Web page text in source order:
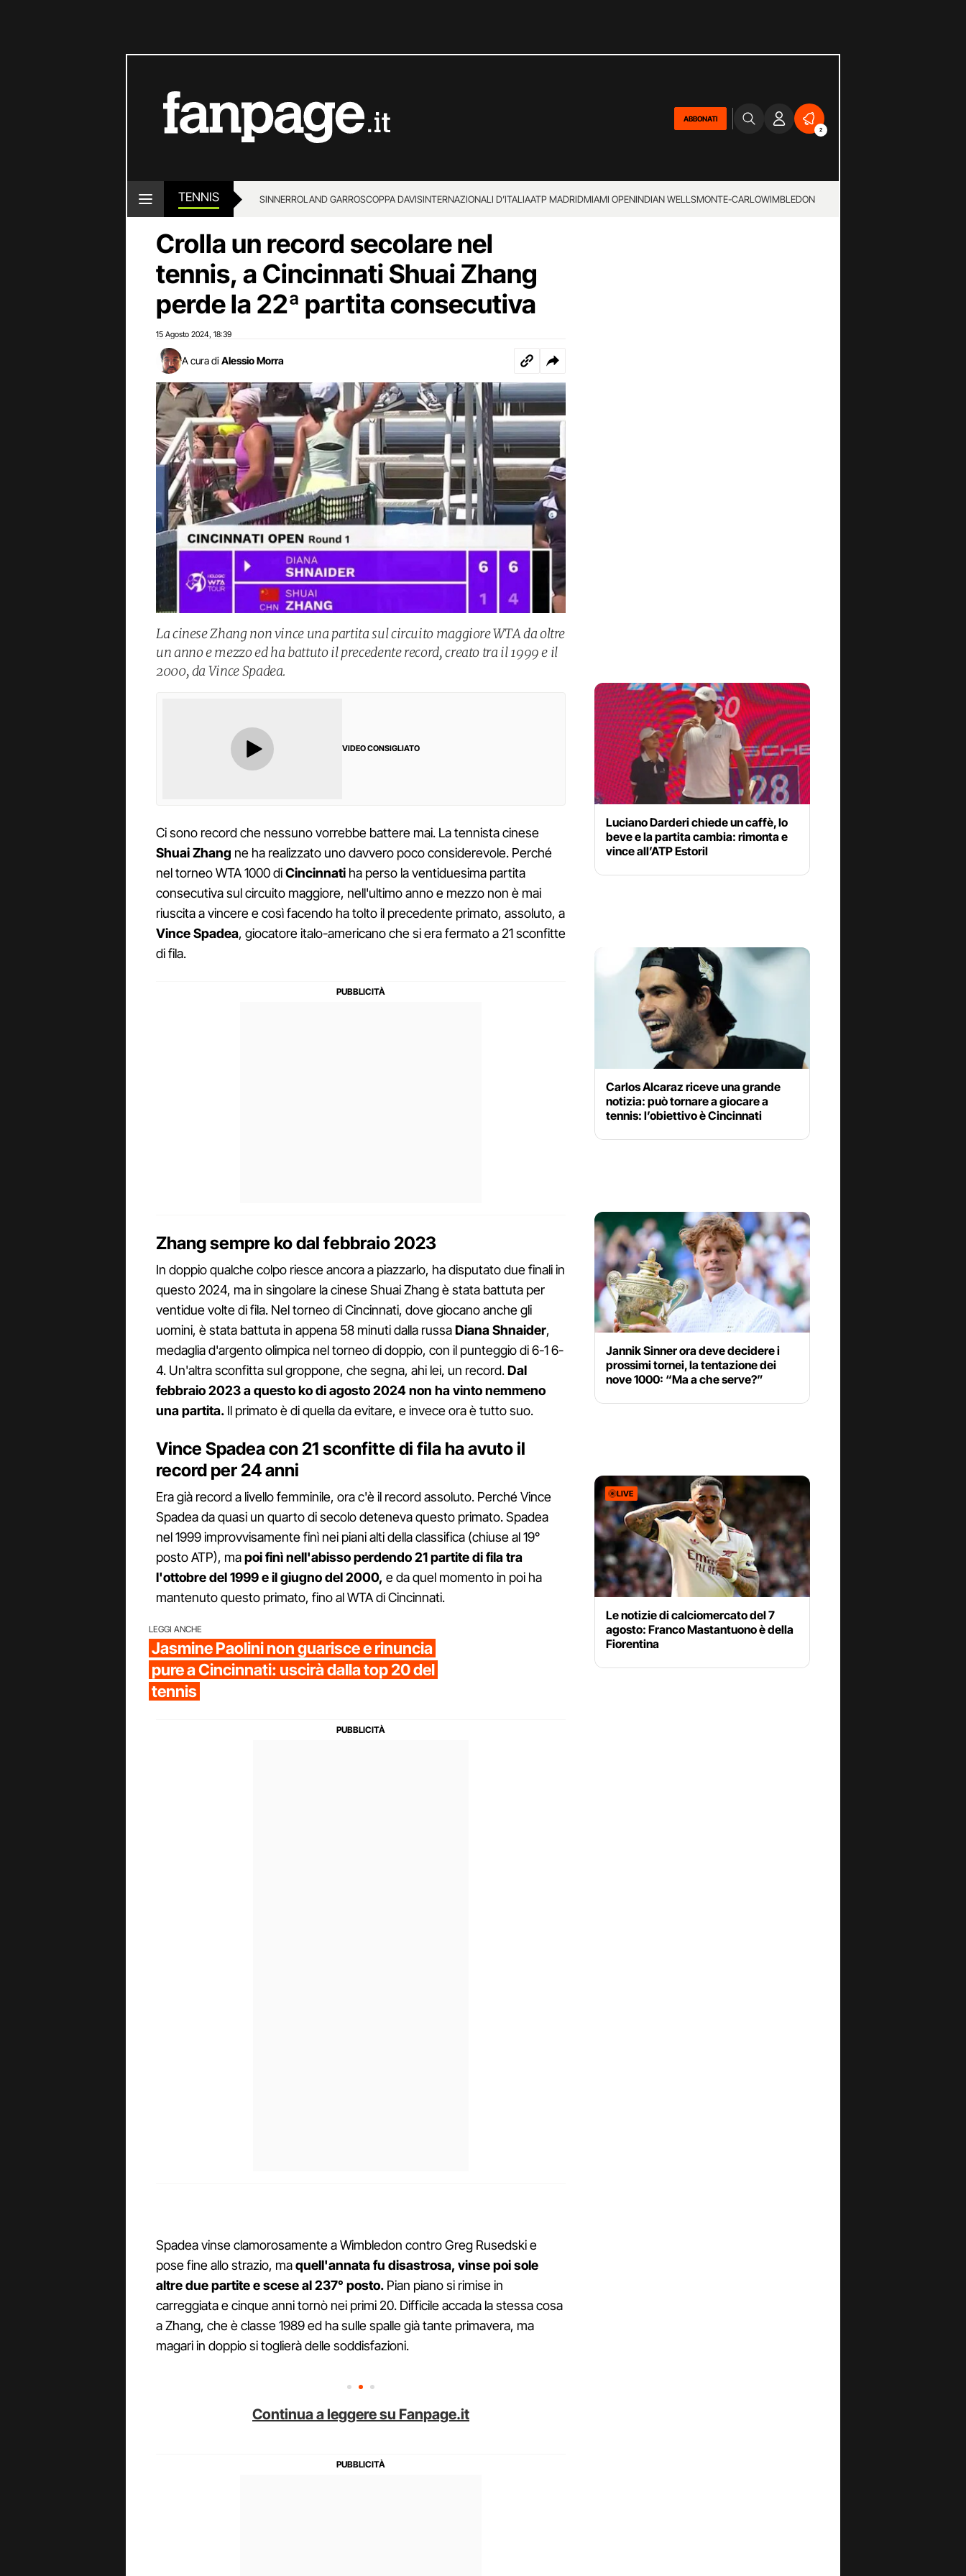
ABBONATI
2
TENNIS SINNERROLAND GARROSCOPPA DAVISINTERNAZIONALI D’ITALIAATP MADRIDMIAMI OPENINDIAN WELLSMONTE-CARLOWIMBLEDON
Crolla un record secolare nel
tennis, a Cincinnati Shuai Zhang
perde la 22ª partita consecutiva
15 Agosto 2024 18:39
A cura di Alessio Morra
La cinese Zhang non vince una partita sul circuito maggiore WTA da oltre
un anno e mezzo ed ha battuto il precedente record, creato tra il 1999 e il
2000, da Vince Spadea.
VIDEO CONSIGLIATO
Ci sono record che nessuno vorrebbe battere mai. La tennista cinese
Shuai Zhang ne ha realizzato uno davvero poco considerevole. Perché
nel torneo WTA 1000 diCincinnati ha perso la ventiduesima partita
consecutiva sul circuito maggiore, nell'ultimo anno e mezzo non è mai
riuscita a vincere e così facendo ha tolto il precedente primato, assoluto, a
Vince Spadea, giocatore italo-americano che si era fermato a 21 sconfitte
di fila.
Zhang sempre ko dal febbraio 2023
In doppio qualche colpo riesce ancora a piazzarlo, ha disputato due finali in
questo 2024, ma in singolare la cinese Shuai Zhang è stata battuta per
ventidue volte di fila. Nel torneo di Cincinnati, dove giocano anche gli
uomini, è stata battuta in appena 58 minuti dalla russaDiana Shnaider,
medaglia d'argento olimpica nel torneo di doppio, con il punteggio di 6-1 6-
4. Un'altra sconfitta sul groppone, che segna, ahi lei, un record.Dal
febbraio 2023 a questo ko di agosto 2024 non ha vinto nemmeno
una partita. Il primato è di quella da evitare, e invece ora è tutto suo.
Vince Spadea con 21 sconfitte di fila ha avuto il
record per 24 anni
Era già record a livello femminile, ora c'è il record assoluto. Perché Vince
Spadea da quasi un quarto di secolo deteneva questo primato. Spadea
nel 1999 improvvisamente finì nei piani alti della classifica (chiuse al 19°
posto ATP), mapoi finì nell'abisso perdendo 21 partite di fila tra
l'ottobre del 1999 e il giugno del 2000, e da quel momento in poi ha
mantenuto questo primato, fino al WTA di Cincinnati.
LEGGI ANCHE
Jasmine Paolini non guarisce e rinuncia
pure a Cincinnati: uscirà dalla top 20 del
tennis
Spadea vinse clamorosamente a Wimbledon contro Greg Rusedski e
pose fine allo strazio, maquell'annata fu disastrosa, vinse poi sole
altre due partite e scese al 237° posto. Pian piano si rimise in
carreggiata e cinque anni tornò nei primi 20. Difficile accada la stessa cosa
a Zhang, che è classe 1989 ed ha sulle spalle già tante primavera, ma
magari in doppio si toglierà delle soddisfazioni.
Continua a leggere su Fanpage.it
Luciano Darderi chiede un caffè, lo
beve e la partita cambia: rimonta e
vince all’ATP Estoril
Carlos Alcaraz riceve una grande
notizia: può tornare a giocare a
tennis: l’obiettivo è Cincinnati
Jannik Sinner ora deve decidere i
prossimi tornei, la tentazione dei
nove 1000: “Ma a che serve?”
LIVE
Le notizie di calciomercato del 7
agosto: Franco Mastantuono è della
Fiorentina